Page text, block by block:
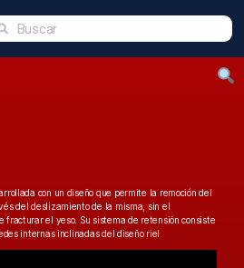
con un diseño que permite la remoción del
del deslizamiento de la misma, sin el
fracturar el yeso. Su sistema de retensión consiste
internas inclinadas del diseño riel